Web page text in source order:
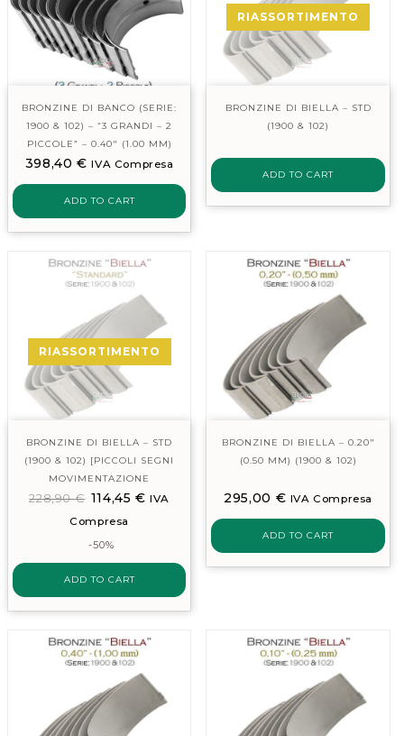
BRONZINE DI BANCO (SERIE:
1900 & 102) – “3 GRANDI – 2
PICCOLE” – 0.40″ (1.00 MM)
398,40€ IVA Compresa
ADD TO CART
RIASSORTIMENTO
BRONZINE DI BIELLA – STD
(1900 & 102)
ADD TO CART
RIASSORTIMENTO
BRONZINE DI BIELLA – STD
(1900 & 102) [PICCOLI SEGNI
MOVIMENTAZIONE
MAGAZZINO]
228,90€ 114,45 € IVA
Compresa
-50%
ADD TO CART
BRONZINE DI BIELLA – 0.20″
(0.50 MM) (1900 & 102)
295,00 € IVA Compresa
ADD TO CART